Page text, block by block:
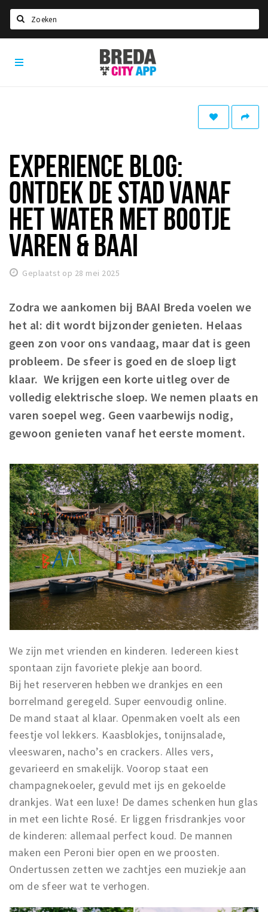
Home
Eten
Drinken
Slapen
Recreatief
Winkels
Parkeren
Bezienswaardigheden
Musea, theaters & podia
Uitjes & activiteiten
Toeristische routes
Natuurgebieden
Baroniepoorten
Privacy
Inloggen
Breda
City
App
EXPERIENCE BLOG:
ONTDEK DE STAD VANAF
HET WATER MET BOOTJE
VAREN & BAAI
Geplaatst op 28 mei 2025
Zodra we aankomen bij BAAI Breda voelen we
het al: dit wordt bijzonder genieten. Helaas
geen zon voor ons vandaag, maar dat is geen
probleem. De sfeer is goed en de sloep ligt
klaar. We krijgen een korte uitleg over de
volledig elektrische sloep. We nemen plaats en
varen soepel weg. Geen vaarbewijs nodig,
gewoon genieten vanaf het eerste moment.
We zijn met vrienden en kinderen. Iedereen kiest
spontaan zijn favoriete plekje aan boord.
Bij het reserveren hebben we drankjes en een
borrelmand geregeld. Super eenvoudig online.
De mand staat al klaar. Openmaken voelt als een
feestje vol lekkers. Kaasblokjes, tonijnsalade,
vleeswaren, nacho’s en crackers. Alles vers,
gevarieerd en smakelijk. Voorop staat een
champagnekoeler, gevuld met ijs en gekoelde
drankjes. Wat een luxe! De dames schenken hun glas
in met een lichte Rosé. Er liggen frisdrankjes voor
de kinderen: allemaal perfect koud. De mannen
maken een Peroni bier open en we proosten.
Ondertussen zetten we zachtjes een muziekje aan
om de sfeer wat te verhogen.